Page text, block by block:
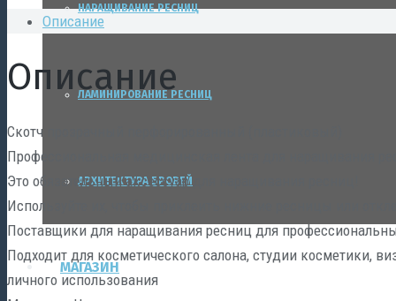
НАРАЩИВАНИЕ РЕСНИЦ
ЛАМИНИРОВАНИЕ РЕСНИЦ
АРХИТЕКТУРА БРОВЕЙ
МАГАЗИН
Описание
Описание
Скотч прозрачный перфорированный (пластиковый)
Профессиональная медицинская лента для наращивания
Это обязательный аксессуар для наращивания ресниц!
Используйте их, чтобы приклеить нижние ресницы или
Поставщики для наращивания ресниц для
Подходит для косметического салона, студии косметики,
личного использования